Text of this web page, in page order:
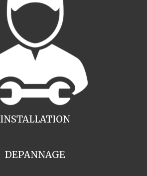
INSTALLATION
DEPANNAGE